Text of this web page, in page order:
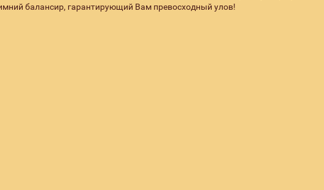
балансир, гарантирующий Вам превосходный улов!